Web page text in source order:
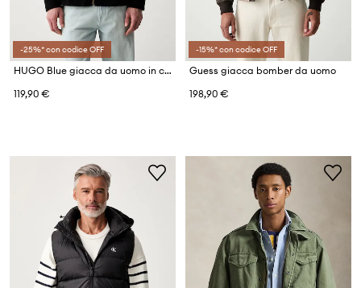
-25%* con codice OFF
HUGO Blue giacca da uomo in cotone con elastan Ekyzone
119,90 €
-15%* con codice OFF
Guess giacca bomber da uomo
198,90 €